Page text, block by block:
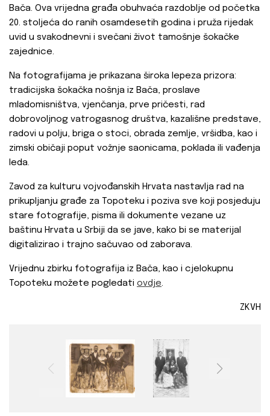
Bača. Ova vrijedna građa obuhvaća razdoblje od početka
20. stoljeća do ranih osamdesetih godina i pruža rijedak
uvid u svakodnevni i svečani život tamošnje šokačke
zajednice.
Na fotografijama je prikazana široka lepeza prizora:
tradicijska šokačka nošnja iz Bača, proslave
mladomisništva, vjenčanja, prve pričesti, rad
dobrovoljnog vatrogasnog društva, kazališne predstave,
radovi u polju, briga o stoci, obrada zemlje, vršidba, kao i
zimski običaji poput vožnje saonicama, poklada ili vađenja
leda.
Zavod za kulturu vojvođanskih Hrvata nastavlja rad na
prikupljanju građe za Topoteku i poziva sve koji posjeduju
stare fotografije, pisma ili dokumente vezane uz
baštinu Hrvata u Srbiji da se jave, kako bi se materijal
digitalizirao i trajno sačuvao od zaborava.
Vrijednu zbirku fotografija iz Bača, kao i cjelokupnu
Topoteku možete pogledati ovdje.
ZKVH